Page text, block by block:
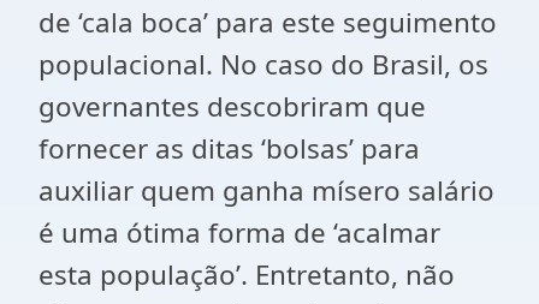
de ‘cala boca’ para este seguimento
populacional. No caso do Brasil, os
governantes descobriram que
fornecer as ditas ‘bolsas’ para
auxiliar quem ganha mísero salário
é uma ótima forma de ‘acalmar
esta população’. Entretanto, não